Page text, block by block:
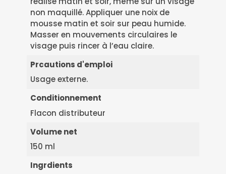
non maquillé. Appliquer une noix de
mousse matin et soir sur peau humide.
Masser en mouvements circulaires le
visage puis rincer à l’eau claire.
Prcautions d'emploi
Usage externe.
Conditionnement
Flacon distributeur
Volume net
150 ml
Ingrdients